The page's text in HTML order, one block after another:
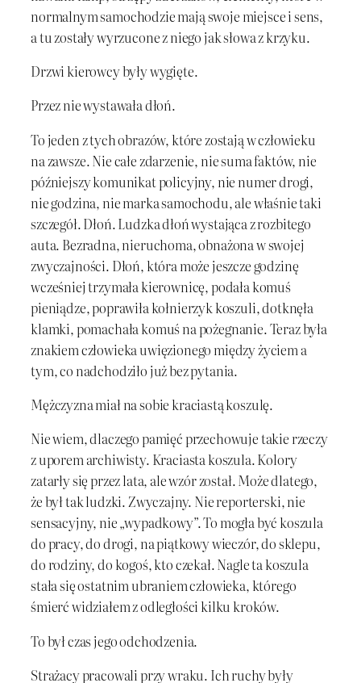
normalnym samochodzie mają swoje miejsce i sens,
a tu zostały wyrzucone z niego jak słowa z krzyku.
Drzwi kierowcy były wygięte.
Przez nie wystawała dłoń.
To jeden z tych obrazów, które zostają w człowieku
na zawsze. Nie całe zdarzenie, nie suma faktów, nie
późniejszy komunikat policyjny, nie numer drogi,
nie godzina, nie marka samochodu, ale właśnie taki
szczegół. Dłoń. Ludzka dłoń wystająca z rozbitego
auta. Bezradna, nieruchoma, obnażona w swojej
zwyczajności. Dłoń, która może jeszcze godzinę
wcześniej trzymała kierownicę, podała komuś
pieniądze, poprawiła kołnierzyk koszuli, dotknęła
klamki, pomachała komuś na pożegnanie. Teraz była
znakiem człowieka uwięzionego między życiem a
tym, co nadchodziło już bez pytania.
Mężczyzna miał na sobie kraciastą koszulę.
Nie wiem, dlaczego pamięć przechowuje takie rzeczy
z uporem archiwisty. Kraciasta koszula. Kolory
zatarły się przez lata, ale wzór został. Może dlatego,
że był tak ludzki. Zwyczajny. Nie reporterski, nie
sensacyjny, nie „wypadkowy”. To mogła być koszula
do pracy, do drogi, na piątkowy wieczór, do sklepu,
do rodziny, do kogoś, kto czekał. Nagle ta koszula
stała się ostatnim ubraniem człowieka, którego
śmierć widziałem z odległości kilku kroków.
To był czas jego odchodzenia.
Strażacy pracowali przy wraku. Ich ruchy były